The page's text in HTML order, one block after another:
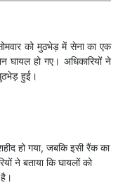
को मुठभेड़ में सेना का एक
घायल हो गए। अधिकारियों ने
हुई।
हो गया, जबकि इसी रैंक का
ने बताया कि घायलों को